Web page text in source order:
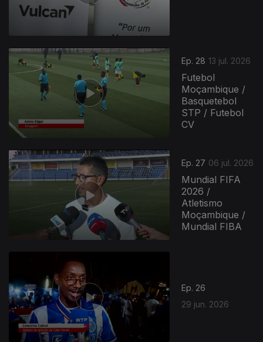
Ep. 28 13 jul. 2026
Futebol
Moçambique /
Basquetebol
STP / Futebol
CV
Ep. 27 06 jul. 2026
Mundial FIFA
2026 /
Atletismo
Moçambique /
Mundial FIBA
Ep. 26
29 jun. 2026